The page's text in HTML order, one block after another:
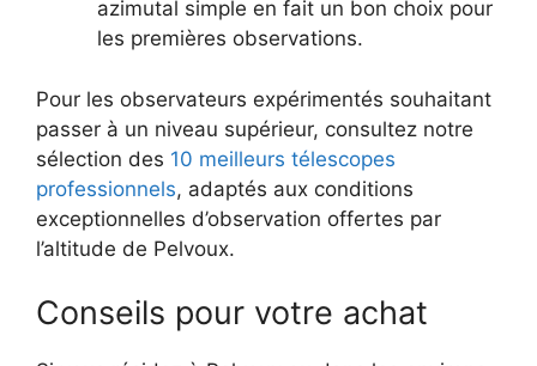
azimutal simple en fait un bon choix pour
les premières observations.
Pour les observateurs expérimentés souhaitant
passer à un niveau supérieur, consultez notre
sélection des 10 meilleurs télescopes
professionnels, adaptés aux conditions
exceptionnelles d’observation offertes par
l’altitude de Pelvoux.
Conseils pour votre achat